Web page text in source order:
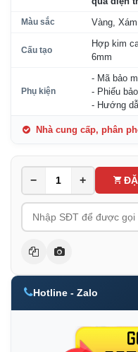
Màu sắc Vàng, Xám
Cấu tạo
Hợp kim
6mm
Phụ kiện
- Mã bảo
- Phiếu
- Hướng
Nhà cung cấp, phân
− +
Hotline - Zalo